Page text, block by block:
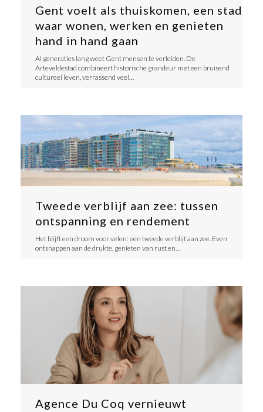
Gent voelt als thuiskomen, een stad
waar wonen, werken en genieten
hand in hand gaan
​Al generaties lang weet Gent mensen te verleiden. De
Arteveldestad combineert historische grandeur met een bruisend
cultureel leven, verrassend veel…
Tweede verblijf aan zee: tussen
ontspanning en rendement
​Het blijft een droom voor velen: een tweede verblijf aan zee. Even
ontsnappen aan de drukte, genieten van rust en…
Agence Du Coq vernieuwt